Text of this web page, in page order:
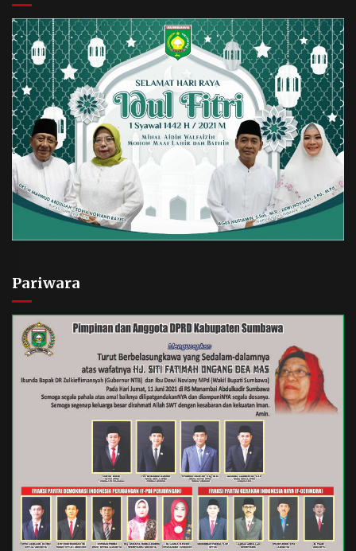
Pariwara